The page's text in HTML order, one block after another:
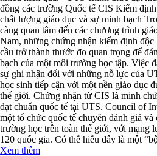
đồng các trường Quốc tế CIS Kiểm
chất lượng giáo dục và sự minh bạch
càng quan tâm đến các chương trình
Nam, những chứng nhận kiểm định
cầu trở thành thước đo quan trọng để
bạch của một môi trường học tập. Việc
sự ghi nhận đối với những nỗ lực của
học sinh tiếp cận với một nền giáo dục
thế giới. Chứng nhận từ CIS là minh
đạt chuẩn quốc tế tại UTS. Council of
một tổ chức quốc tế chuyên đánh giá
trường học trên toàn thế giới, với mạng
120 quốc gia. Có thể hiểu đây là một
Xem thêm